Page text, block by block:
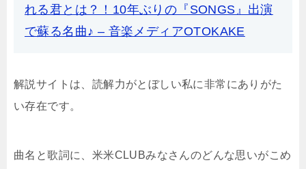
れる君とは？！10年ぶりの『SONGS』出演
で蘇る名曲♪ – 音楽メディアOTOKAKE
解説サイトは、読解力がとぼしい私に非常にありがた
い存在です。
曲名と歌詞に、米米CLUBみなさんのどんな思いがこめ